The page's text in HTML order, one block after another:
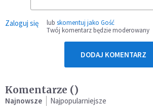
Zaloguj się lub skomentuj jako Gość
Twój komentarz będzie moderowany
DODAJ KOMENTARZ
Komentarze ()
Najnowsze Najpopularniejsze